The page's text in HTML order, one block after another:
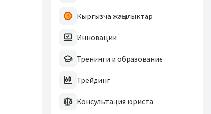
Кыргызча жаңылыктар
Инновации
Тренинги и образование
Трейдинг
Консультация юриста